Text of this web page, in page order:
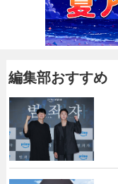
編集部おすすめ